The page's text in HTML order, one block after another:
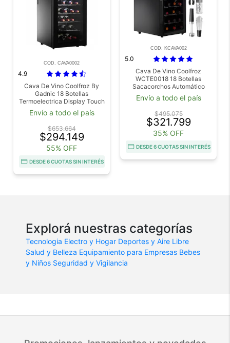
COD. CAVA0002
4.9
Cava De Vino Coolfroz By
Gadnic 18 Botellas
Termoelectrica Display Touch
LED Vidrio Templado
Envío a todo el país
$653.664
$294.149
55% OFF
DESDE 6 CUOTAS SIN INTERÉS
COD. KCAVA002
5.0
Cava De Vino Coolfroz
WCTE0018 18 Botellas
Sacacorchos Automático
Gadnic
Envío a todo el país
$495.075
$321.799
35% OFF
DESDE 6 CUOTAS SIN INTERÉS
Explorá nuestras categorías
Tecnologia Electro y Hogar Deportes y Aire Libre
Salud y Belleza Equipamiento para Empresas Bebes
y Niños Seguridad y Vigilancia